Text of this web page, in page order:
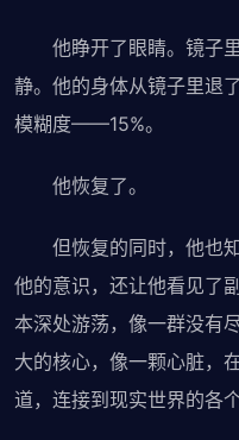
他睁开了眼睛。镜子里
静。他的身体从镜子里
模糊度——15%。
他恢复了。
但恢复的同时，他也知
他的意识，还让他看见了
本深处游荡，像一群没有
大的核心，像一颗心脏，
道，连接到现实世界的各个